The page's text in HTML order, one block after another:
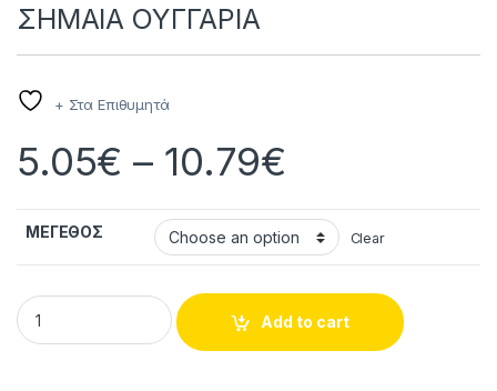
ΣΗΜΑΙΑ ΟΥΓΓΑΡΙΑ
+ Στα Επιθυμητά
5.05€ – 10.79€
ΜΕΓΕΘΟΣ Clear
ΣΗΜΑΙΑ ΟΥΓΓΑΡΙΑ quantity
Add to cart